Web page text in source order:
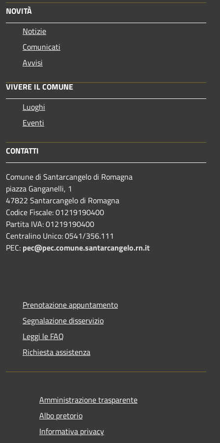
NOVITÀ
Notizie
Comunicati
Avvisi
VIVERE IL COMUNE
Luoghi
Eventi
CONTATTI
Comune di Santarcangelo di Romagna
piazza Ganganelli, 1
47822 Santarcangelo di Romagna
Codice Fiscale: 01219190400
Partita IVA: 01219190400
Centralino Unico: 0541/356.111
PEC: pec@pec.comune.santarcangelo.rn.it
Prenotazione appuntamento
Segnalazione disservizio
Leggi le FAQ
Richiesta assistenza
Amministrazione trasparente
Albo pretorio
Informativa privacy